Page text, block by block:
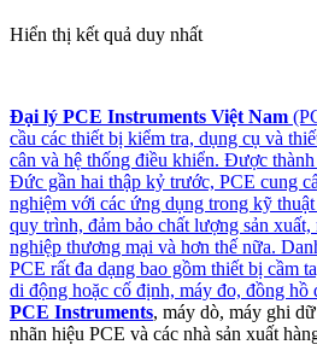
Hiển thị kết quả duy nhất
Đại lý PCE Instruments Việt Nam
cầu các thiết bị kiểm tra, dụng cụ và
cân và hệ thống điều khiển. Được
Đức gần hai thập kỷ trước, PCE cung
nghiệm với các ứng dụng trong kỹ
quy trình, đảm bảo chất lượng sản
nghiệp thương mại và hơn thế nữa.
PCE rất đa dạng bao gồm thiết bị cầm
di động hoặc cố định, máy đo, đồng hồ
PCE Instruments, máy dò, máy ghi
nhãn hiệu PCE và các nhà sản xuất